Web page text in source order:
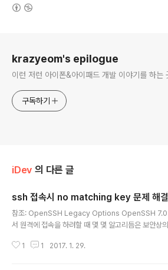
krazyeom's epilogue
이런 저런 아이폰&아이패드 개발 이야기를 하는
구독하기
iDev 의 다른 글
ssh 접속시 no matching key 문제 해결
참조: OpenSSH Legacy Options OpenSSH 7.0
서 원격에 접속을 하려할 때 몇 몇 알고리듬은 보안상
래와 같이 에러가 나면서 원격 접속이 되질 않는다. -o
1 1 2017. 1. 29.